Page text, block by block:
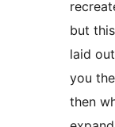
but
laid
you
then